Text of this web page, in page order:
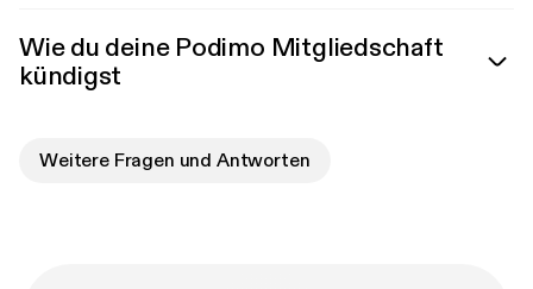
Wie du deine Podimo Mitgliedschaft
kündigst
Weitere Fragen und Antworten